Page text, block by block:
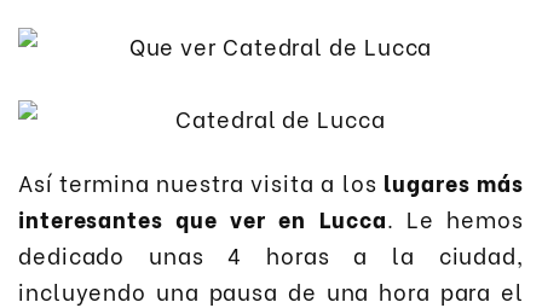
Así termina nuestra visita a los lugares más
interesantes que ver en Lucca. Le hemos
dedicado unas 4 horas a la ciudad,
incluyendo una pausa de una hora para el